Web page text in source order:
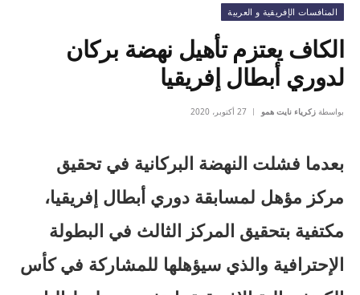
المنافسات الإفريقية و العربية
الكاف يعتزم تأهيل نهضة بركان
لدوري أبطال إفريقيا
بواسطة زكرياء نايت همو 27 أكتوبر، 2020
بعدما فشلت النهضة البركانية في تحقيق
مركز مؤهل لمسابقة دوري أبطال إفريقيا،
مكتفية بتحقيق المركز الثالث في البطولة
الإحترافية والذي سيؤهلها للمشاركة في كأس